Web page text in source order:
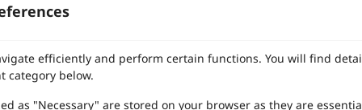
efficiently and perform certain functions. You will find
category below.
as "Necessary" are stored on your browser as they are